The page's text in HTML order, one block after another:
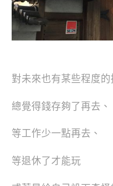
對未來也有某些程度的
總覺得錢存夠了再去、
等工作少一點再去、
等退休了才能玩